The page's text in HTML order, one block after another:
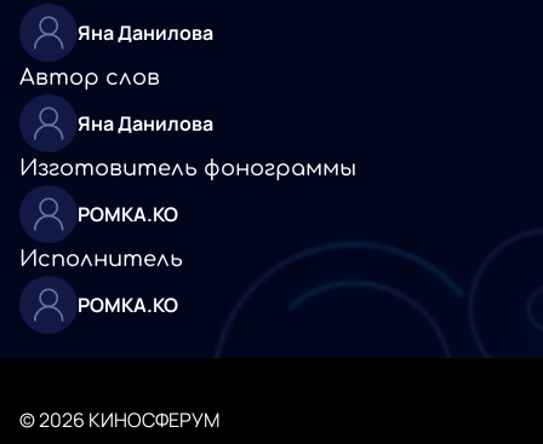
Яна Данилова
Автор слов
Яна Данилова
Изготовитель фонограммы
РОМКА.КО
Исполнитель
РОМКА.КО
© 2026 КИНОСФЕРУМ